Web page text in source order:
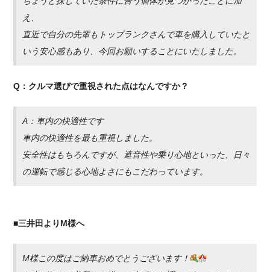
え、
直近で自分の先輩もトップランクさんで車を購入していたと
いう安心感もあり、今回お願いすることにいたしました。
Q：クルマ選びで重視された点はなんですか？
A：車内の快適性です
車内の快適性を最も重視しました。
安全性はもちろんですが、遮音性や乗り心地といった、日々
の運転で感じる心地よさにもこだわっています。
■三井田よりM様へ
M様この度はご納車おめでとうございます！